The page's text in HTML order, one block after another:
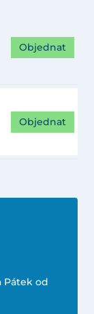
Objednat
Objednat
Pátek od